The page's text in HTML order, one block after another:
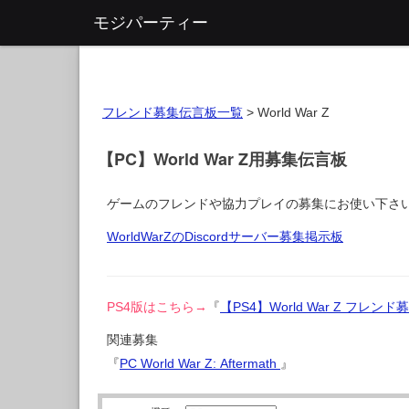
モジパーティー
フレンド募集伝言板一覧 > World War Z
【PC】World War Z用募集伝言板
ゲームのフレンドや協力プレイの募集にお使い下さい
WorldWarZのDiscordサーバー募集掲示板
PS4版はこちら→ 『 【PS4】World War Z フレンド
関連募集
『PC World War Z: Aftermath 』